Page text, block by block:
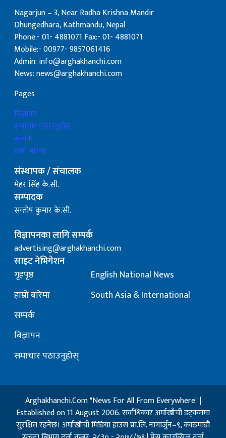
Nagarjun – 3, Near Radha Krishna Mandir
Dhungedhara, Kathmandu, Nepal
Phone:- 01- 4881071 Fax:- 01- 4881071
Mobile:- 00977- 9857061416
Admin: info@arghakhanchi.com
News: news@arghakhanchi.com
Pages
बिज्ञापन
समाचार पठाउनुहोस्
सम्पर्क
हाम्रो बारेमा
संस्थापक / संचालक
मेहर सिंह के.सी.
सम्पादक
सन्तोष कुमार के.सी.
विज्ञापनका लागि सम्पर्क
advertising@arghakhanchi.com
साइट नेभिगेशन
गृहपृष्ठ
हाम्रो बारेमा
सम्पर्क
बिज्ञापन
समाचार पठाउनुहोस्
English National News
South Asia & International
Arghakhanchi.Com "News For All From Everywhere" |
Established on 11 August 2006. सर्वाधिकार अर्घाखाँची डट्कममा
सुरक्षित रहनेछ। अर्घाखाँची मिडिया हाउस प्रा.लि. नागार्जुन–९, काठमाडौं